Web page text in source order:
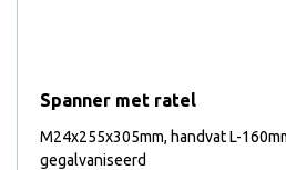
Spanner met ratel
M24x255x305mm, handvat L-
gegalvaniseerd